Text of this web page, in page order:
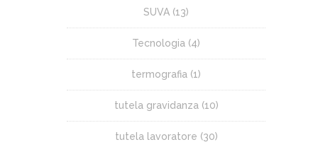
SUVA (13)
Tecnologia (4)
termografia (1)
tutela gravidanza (10)
tutela lavoratore (30)